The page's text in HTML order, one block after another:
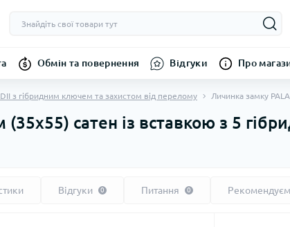
Обмін та повернення Відгуки Про
з гібридним ключем та захистом від перелому Личинка замку
сатен із вставкою з 5
Відгуки 0 Питання 0